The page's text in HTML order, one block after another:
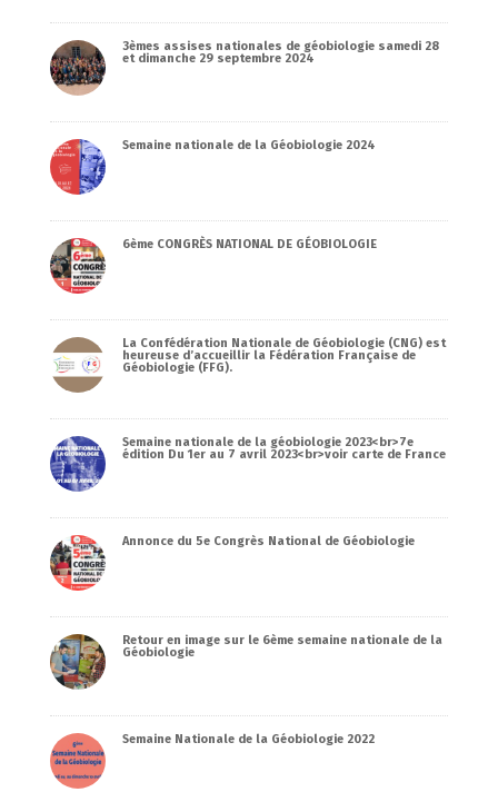
3èmes assises nationales de géobiologie samedi 28
et dimanche 29 septembre 2024
Semaine nationale de la Géobiologie 2024
6ème CONGRÈS NATIONAL DE GÉOBIOLOGIE
La Confédération Nationale de Géobiologie (CNG) est
heureuse d’accueillir la Fédération Française de
Géobiologie (FFG).
Semaine nationale de la géobiologie 2023<br>7e
édition Du 1er au 7 avril 2023<br>voir carte de France
Annonce du 5e Congrès National de Géobiologie
Retour en image sur le 6ème semaine nationale de la
Géobiologie
Semaine Nationale de la Géobiologie 2022